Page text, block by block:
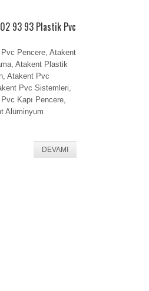
93 93 Plastik Pvc
Pencere, Atakent
Atakent Plastik
Atakent Pvc
Pvc Sistemleri,
Kapı Pencere,
Alüminyum
DEVAMI